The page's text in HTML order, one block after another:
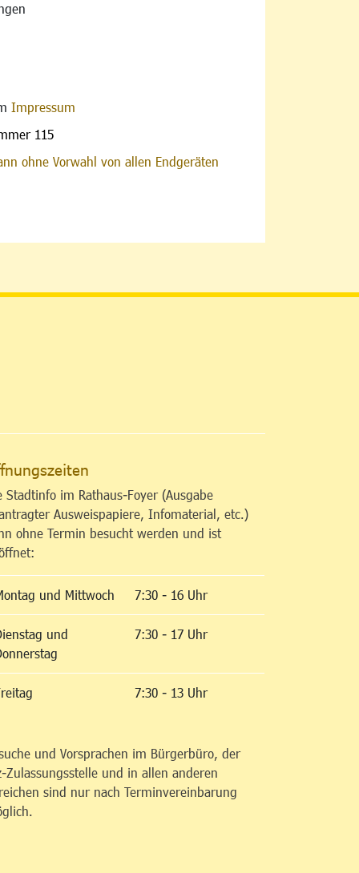
Impressum
115
ohne Vorwahl von allen Endgeräten
Stadtinfo im Rathaus-Foyer (Ausgabe
Ausweispapiere, Infomaterial, etc.)
ohne Termin besucht werden und ist
und Mittwoch 7:30 - 16 Uhr
und
7:30 - 17 Uhr
7:30 - 13 Uhr
und Vorsprachen im Bürgerbüro, der
Zulassungsstelle und in allen anderen
sind nur nach Terminvereinbarung